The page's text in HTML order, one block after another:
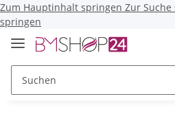
Zum Hauptinhalt springen Zur
springen